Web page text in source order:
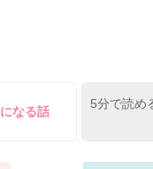
ルマザー・妹尾繭（
味でも平穏な日常を大
なる話
5分で読め